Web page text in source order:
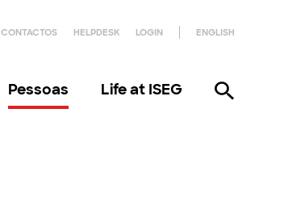
CONTACTOS HELPDESK LOGIN ENGLISH
Pessoas Life at ISEG